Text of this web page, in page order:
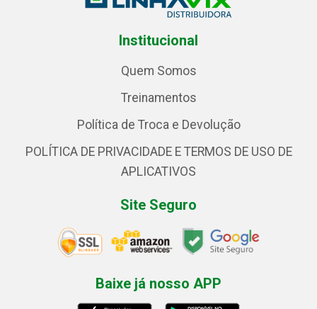
Institucional
Quem Somos
Treinamentos
Política de Troca e Devolução
POLÍTICA DE PRIVACIDADE E TERMOS DE USO DE
APLICATIVOS
Site Seguro
Baixe já nosso APP